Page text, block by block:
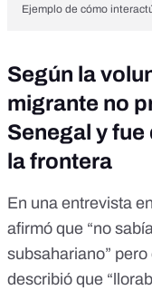
Ejemplo de cómo
Según la
migrante no
Senegal y
la frontera
En una entrevista en
afirmó que “no
subsahariano” pero
describió que